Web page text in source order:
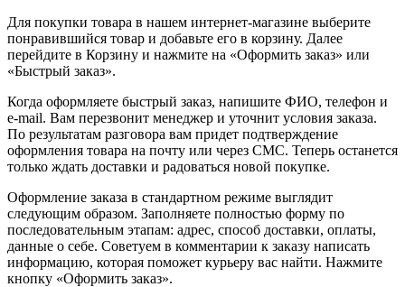
Для покупки товара в нашем интернет-магазине выберите
понравившийся товар и добавьте его в корзину. Далее
перейдите в Корзину и нажмите на «Оформить заказ» или
«Быстрый заказ».
Когда оформляете быстрый заказ, напишите ФИО, телефон и
e-mail. Вам перезвонит менеджер и уточнит условия заказа.
По результатам разговора вам придет подтверждение
оформления товара на почту или через СМС. Теперь останется
только ждать доставки и радоваться новой покупке.
Оформление заказа в стандартном режиме выглядит
следующим образом. Заполняете полностью форму по
последовательным этапам: адрес, способ доставки, оплаты,
данные о себе. Советуем в комментарии к заказу написать
информацию, которая поможет курьеру вас найти. Нажмите
кнопку «Оформить заказ».